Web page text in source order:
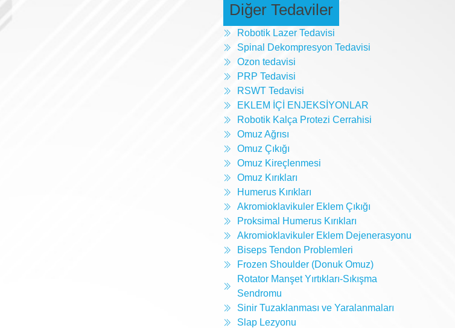
Diğer Tedaviler
Robotik Lazer Tedavisi
Spinal Dekompresyon Tedavisi
Ozon tedavisi
PRP Tedavisi
RSWT Tedavisi
EKLEM İÇİ ENJEKSİYONLAR
Robotik Kalça Protezi Cerrahisi
Omuz Ağrısı
Omuz Çıkığı
Omuz Kireçlenmesi
Omuz Kırıkları
Humerus Kırıkları
Akromioklavikuler Eklem Çıkığı
Proksimal Humerus Kırıkları
Akromioklavikuler Eklem Dejenerasyonu
Biseps Tendon Problemleri
Frozen Shoulder (Donuk Omuz)
Rotator Manşet Yırtıkları-Sıkışma
Sendromu
Sinir Tuzaklanması ve Yaralanmaları
Slap Lezyonu